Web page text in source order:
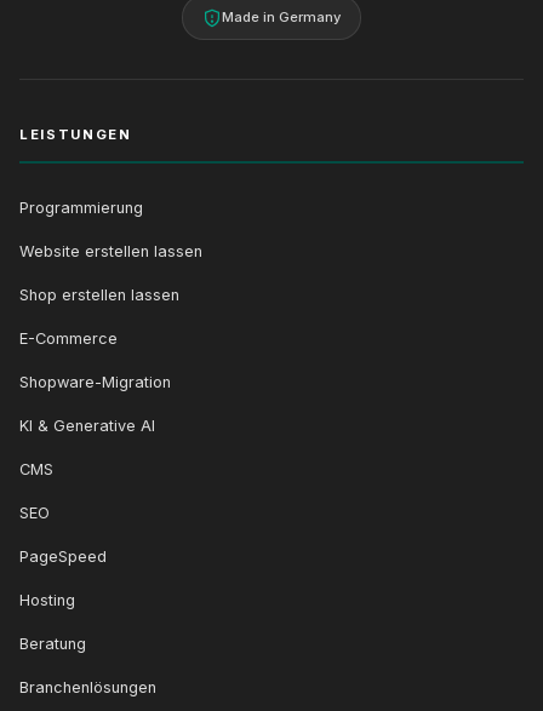
Made in Germany
LEISTUNGEN
Programmierung
Website erstellen lassen
Shop erstellen lassen
E-Commerce
Shopware-Migration
KI & Generative AI
CMS
SEO
PageSpeed
Hosting
Beratung
Branchenlösungen